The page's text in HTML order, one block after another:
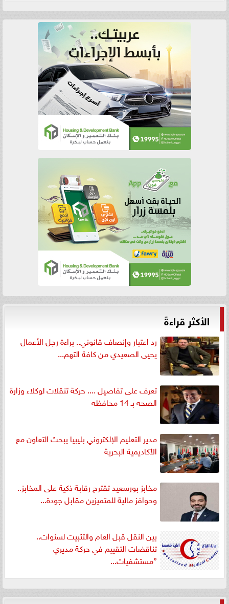
الأكثر قراءةً
رد اعتبار وإنصاف قانوني.. براءة رجل الأعمال
يحيى الصعيدي من كافة التهم...
تعرف على تفاصيل .... حركة تنقلات لوكلاء وزارة
الصحه بـ 14 محافظه
مدير التعليم الإلكتروني بليبيا يبحث التعاون مع
الأكاديمية البحرية
مخابز بورسعيد تقترح رقابة ذكية على المخابز..
وحوافز مالية للمتميزين مقابل جودة...
بين النقل قبل العام والتثبيت لسنوات..
تناقضات التقييم في حركة مديري
”مستشفيات...